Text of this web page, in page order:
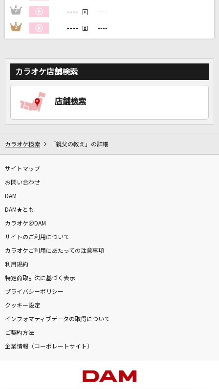
2 ---- 回 ----
3 ---- 回 ----
カラオケ店舗検索
店舗検索
カラオケ検索 「親父の教え」の詳細
サイトマップ
お問い合わせ
DAM
DAM★とも
カラオケ＠DAM
サイトのご利用について
カラオケご利用にあたっての注意事項
利用規約
特定商取引法に基づく表示
プライバシーポリシー
クッキー設定
インフォマティブデータの取得について
ご契約方法
企業情報（コーポレートサイト）